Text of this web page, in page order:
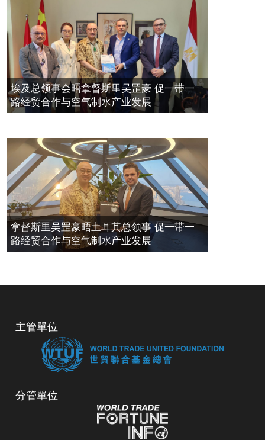
埃及总领事会晤拿督斯里吴罡豪 促一带一
路经贸合作与空气制水产业发展
拿督斯里吴罡豪晤土耳其总领事 促一带一
路经贸合作与空气制水产业发展
主管單位
分管單位